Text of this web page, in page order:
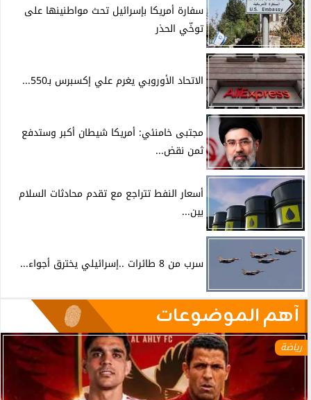
سفارة أمريكا بإسرائيل تحث مواطنينها على
توخّي الحذر
الاتحاد الأوروبي يغرم علي إكسبرس بـ550...
مجتبى خامنئي: أمريكا شيطان أكبر وستدفع
ثمن نقض...
أسعار النفط تتراجع مع تقدم محادثات السلام
بين...
سرب من 8 طائرات ..إسرائيلي يخترق أجواء...
آهم الموضوعات
رياضة